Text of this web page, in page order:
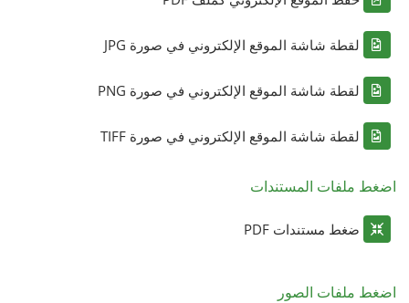
لقطة شاشة الموقع الإلكتروني في صورة JPG
لقطة شاشة الموقع الإلكتروني في صورة PNG
لقطة شاشة الموقع الإلكتروني في صورة TIFF
اضغط ملفات المستندات
ضغط مستندات PDF
اضغط ملفات الصور